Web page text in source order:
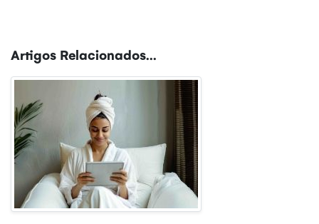
Artigos Relacionados...